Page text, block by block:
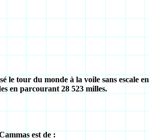
le tour du monde à la voile sans escale en
en parcourant 28 523 milles.
est de :